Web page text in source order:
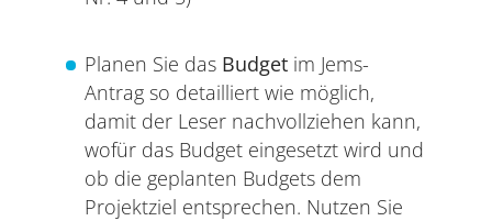
Planen Sie das Budgetim Jems-
Antrag so detailliert wie möglich,
damit der Leser nachvollziehen kann,
wofür das Budget eingesetzt wird und
ob die geplanten Budgets dem
Projektziel entsprechen. Nutzen Sie